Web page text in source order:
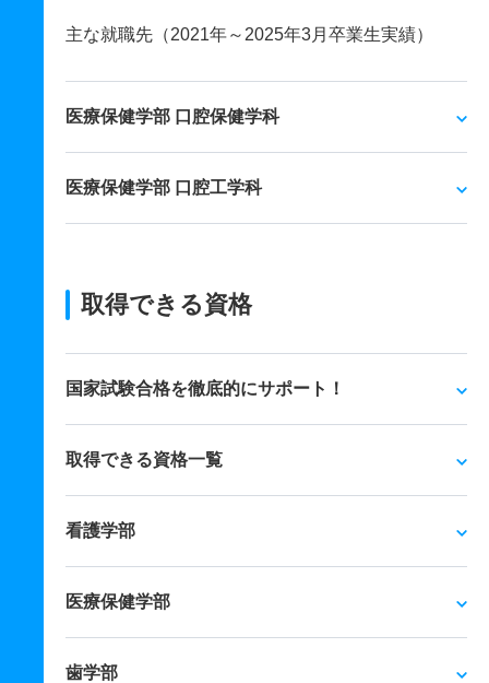
主な就職先（2021年～2025年3月卒業生実績）
医療保健学部 口腔保健学科
医療保健学部 口腔工学科
取得できる資格
国家試験合格を徹底的にサポート！
取得できる資格一覧
看護学部
医療保健学部
歯学部